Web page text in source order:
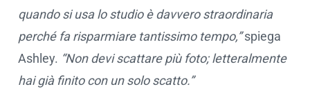
quando si usa lo studio è davvero straordinaria
perché fa risparmiare tantissimo tempo,”spiega
Ashley. “Non devi scattare più foto; letteralmente
hai già finito con un solo scatto.”